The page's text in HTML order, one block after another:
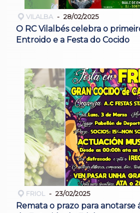
VILALBA 28/02/2025
O RC Vilalbés celebra o
Entroido e a Festa do Cocido
FRIOL 23/02/2025
Remata o prazo para anotarse